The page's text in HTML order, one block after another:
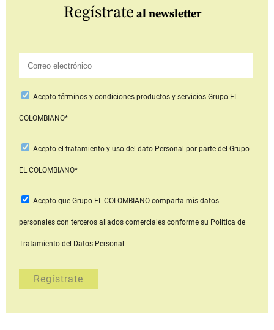
Regístrate al newsletter
Aceptotérminos y condiciones productos y serviciosGrupo EL
COLOMBIANO*
Acepto el tratamiento y uso del dato Personal por parte del Grupo
EL COLOMBIANO*
Acepto que Grupo EL COLOMBIANOcomparta mis datos
personales con terceros aliados comerciales conforme su Política de
Tratamiento del Datos Personal.